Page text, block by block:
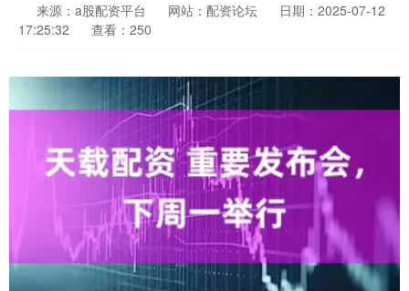
来源：a股配资平台 网站：配资论坛
日期：2025-07-12
17:25:32
查看：250